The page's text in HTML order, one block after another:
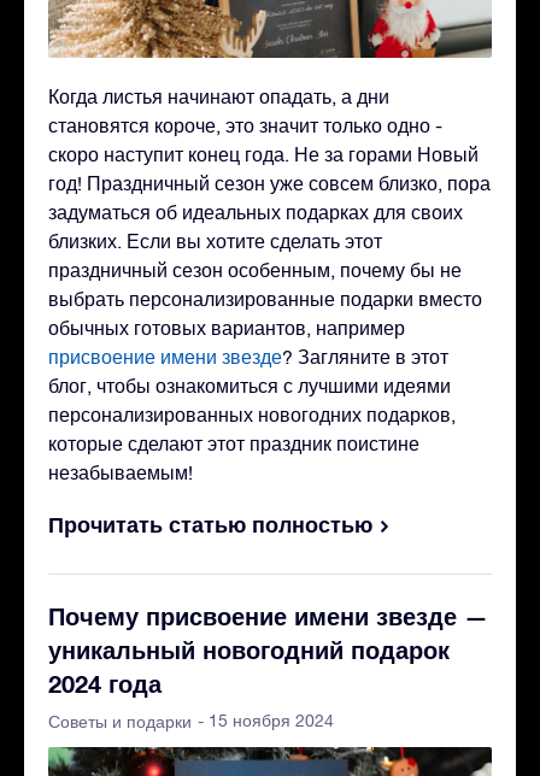
Когда листья начинают опадать, а дни
становятся короче, это значит только одно -
скоро наступит конец года. Не за горами Новый
год! Праздничный сезон уже совсем близко, пора
задуматься об идеальных подарках для своих
близких. Если вы хотите сделать этот
праздничный сезон особенным, почему бы не
выбрать персонализированные подарки вместо
обычных готовых вариантов, например
присвоение имени звезде? Загляните в этот
блог, чтобы ознакомиться с лучшими идеями
персонализированных новогодних подарков,
которые сделают этот праздник поистине
незабываемым!
Прочитать статью полностью
Почему присвоение имени звезде —
уникальный новогодний подарок
2024 года
Советы и подарки - 15 ноября 2024